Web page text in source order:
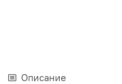
Описание